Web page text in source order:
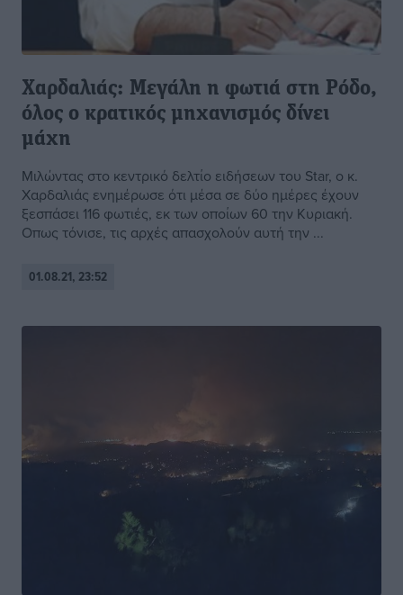
Χαρδαλιάς: Μεγάλη η φωτιά στη Ρόδο,
όλος ο κρατικός μηχανισμός δίνει
μάχη
Μιλώντας στο κεντρικό δελτίο ειδήσεων του Star, ο κ.
Χαρδαλιάς ενημέρωσε ότι μέσα σε δύο ημέρες έχουν
ξεσπάσει 116 φωτιές, εκ των οποίων 60 την Κυριακή.
Οπως τόνισε, τις αρχές απασχολούν αυτή την ...
01.08.21, 23:52